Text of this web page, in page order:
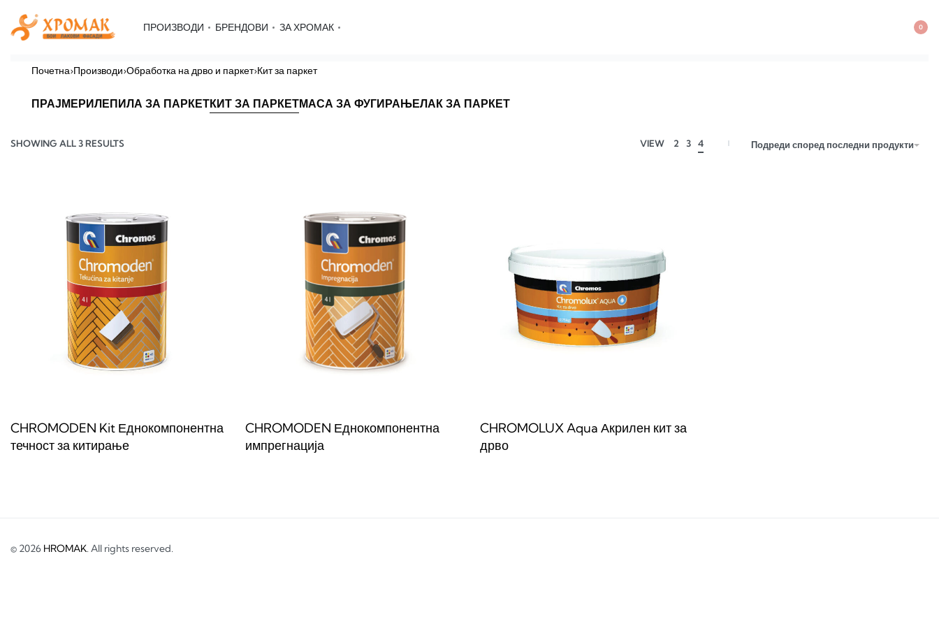
ПРОИЗВОДИ БРЕНДОВИ ЗА ХРОМАК 0
Почетна›Производи›Обработка на дрво и паркет›Кит за паркет
ПРАЈМЕРИЛЕПИЛА ЗА ПАРКЕТКИТ ЗА ПАРКЕТМАСА ЗА ФУГИРАЊЕЛАК ЗА ПАРКЕТ
SHOWING ALL 3 RESULTS VIEW 2 3 4 Подреди според последни продукти
CHROMODEN Kit Еднокомпонентна
течност за китирање
CHROMODEN Еднокомпонентна
импрегнација
CHROMOLUX Aqua Акрилен кит за
дрво
© 2026 HROMAK. All rights reserved.